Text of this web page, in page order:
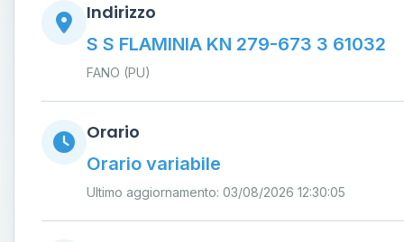
Indirizzo
S S FLAMINIA KN 279-673 3 61032
FANO (PU)
Orario
Orario variabile
Ultimo aggiornamento: 03/08/2026 12:30:05